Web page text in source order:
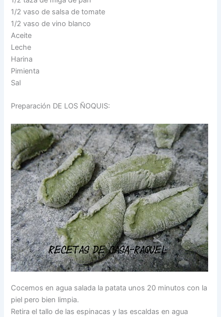
1/2 vaso de salsa de tomate
1/2 vaso de vino blanco
Aceite
Leche
Harina
Pimienta
Sal
Preparación DE LOS ÑOQUIS:
Cocemos en agua salada la patata unos 20 minutos con la
piel pero bien limpia.
Retira el tallo de las espinacas y las escaldas en agua